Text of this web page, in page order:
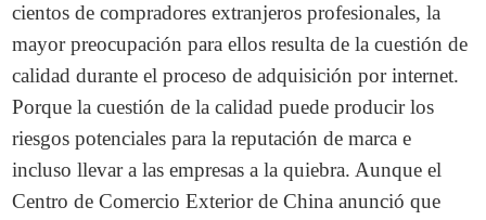
cientos de compradores extranjeros profesionales, la
mayor preocupación para ellos resulta de la cuestión de
calidad durante el proceso de adquisición por internet.
Porque la cuestión de la calidad puede producir los
riesgos potenciales para la reputación de marca e
incluso llevar a las empresas a la quiebra. Aunque el
Centro de Comercio Exterior de China anunció que